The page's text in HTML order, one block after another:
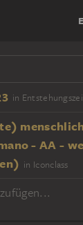
in
- AA -
in Iconclass